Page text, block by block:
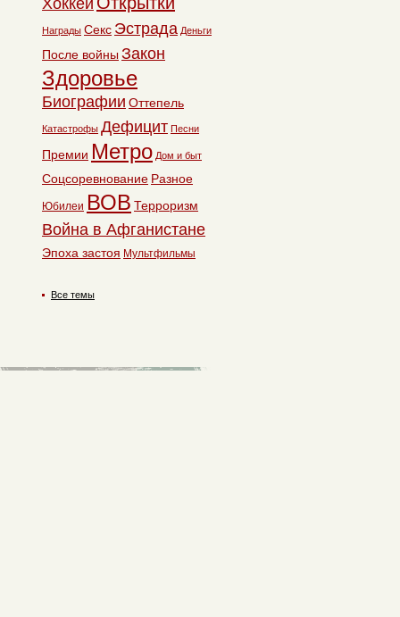
Хоккей
Награды Секс Эстрада Деньги
После войны Закон
Здоровье
Биографии Оттепель
Катастрофы Дефицит Песни
Премии Метро Дом и быт
Соцсоревнование Разное
Юбилеи ВОВ Терроризм
Война в Афганистане
Эпоха застоя Мультфильмы
Все темы